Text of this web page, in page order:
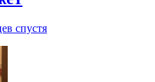
спустя